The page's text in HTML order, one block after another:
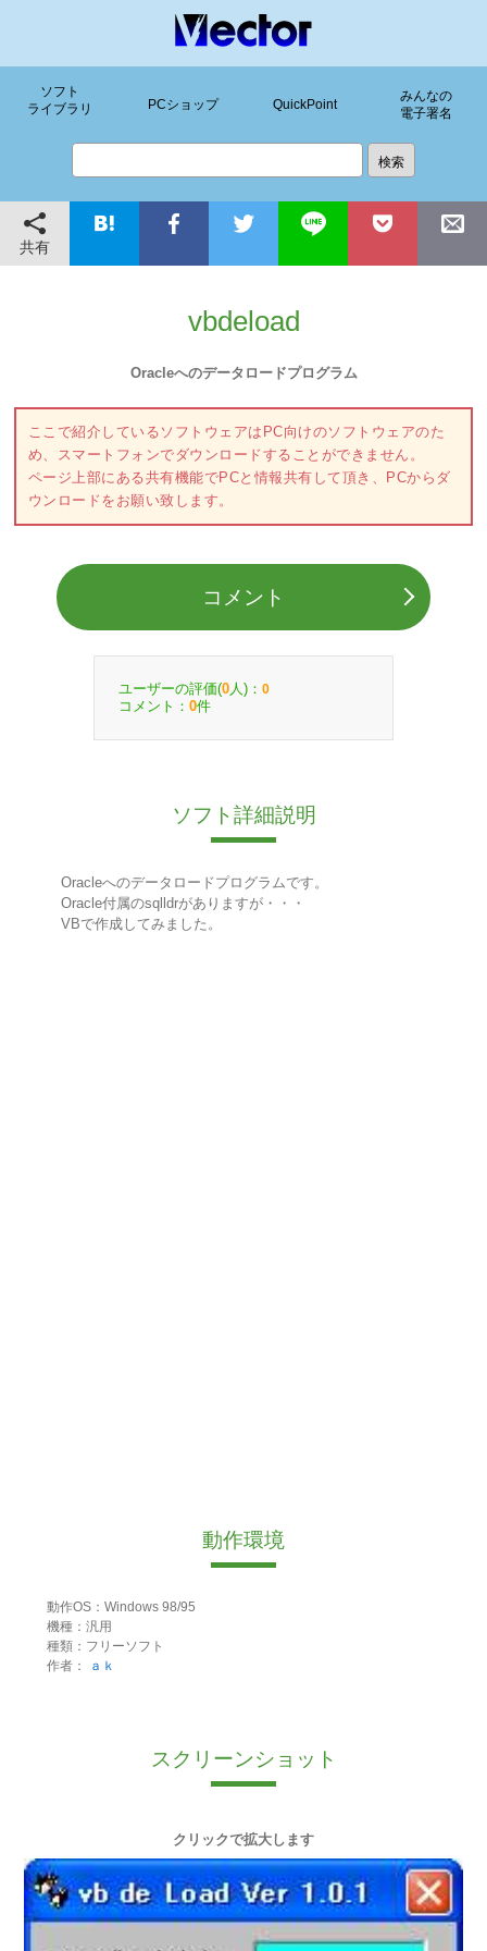
ソフト
ライブラリ
PCショップ QuickPoint
みんなの
電子署名
共有
vbdeload
Oracleへのデータロードプログラム
ここで紹介しているソフトウェアはPC向けのソフトウェアのた
め、スマートフォンでダウンロードすることができません。
ページ上部にある共有機能でPCと情報共有して頂き、PCからダ
ウンロードをお願い致します。
コメント
ユーザーの評価(0 人)： 0
コメント： 0件
ソフト詳細説明
Oracleへのデータロードプログラムです。
Oracle付属のsqlldrがありますが・・・
VBで作成してみました。
動作環境
動作OS：Windows 98/95
機種：汎用
種類：フリーソフト
作者：
ａｋ
スクリーンショット
クリックで拡大します